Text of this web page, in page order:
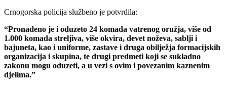
Crnogorska policija službeno je potvrdila:
“Pronađeno je i oduzeto 24 komada vatrenog oružja, više od
1.000 komada streljiva, više okvira, devet noževa, sablji i
bajuneta, kao i uniforme, zastave i druga obilježja formacijskih
organizacija i skupina, te drugi predmeti koji se sukladno
zakonu mogu oduzeti, a u vezi s ovim i povezanim kaznenim
djelima.”